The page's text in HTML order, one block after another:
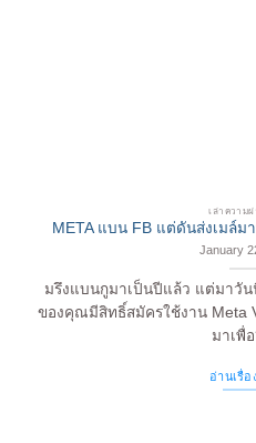
เล่าความผ่
META แบน FB แต่ดันส่งเมล์ม
January
มรึงแบนกูมาเป็นปีแล้ว แต่มาวัน
ของคุณมีสิทธิ์สมัครใช้งาน Meta
มาเพื่
อ่านเรื่อ